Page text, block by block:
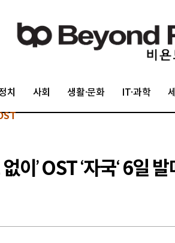
치 사회 생활·문화 IT·과학
이’ OST ‘자국‘ 6일